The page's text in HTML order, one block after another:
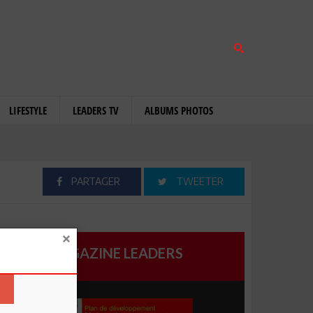
LIFESTYLE LEADERS TV ALBUMS PHOTOS
PARTAGER TWEETER
MAGAZINE LEADERS